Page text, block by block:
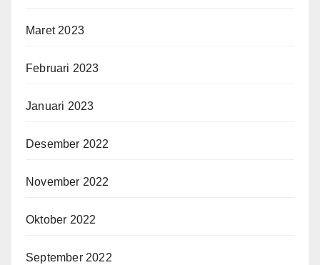
Maret 2023
Februari 2023
Januari 2023
Desember 2022
November 2022
Oktober 2022
September 2022